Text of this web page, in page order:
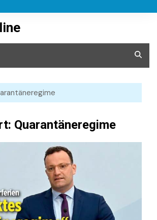
Quarantäneregime